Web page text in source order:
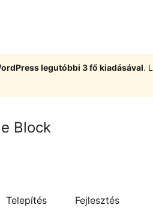
legutóbbi 3 fő kiadásával.
Block
Telepítés Fejlesztés